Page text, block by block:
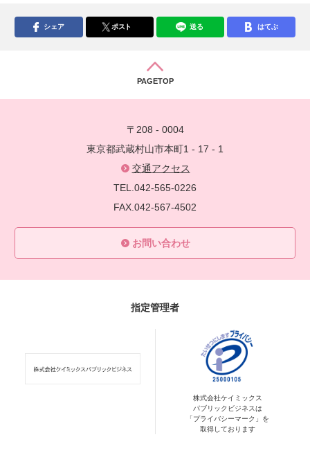
シェア ポスト 送る はてぶ
PAGETOP
〒208 - 0004
東京都武蔵村山市本町1 - 17 - 1
交通アクセス
TEL.042-565-0226
FAX.042-567-4502
お問い合わせ
指定管理者
株式会社ケイミックス
パブリックビジネスは
「プライバシーマーク」を
取得しております